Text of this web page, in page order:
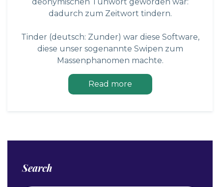
dadurch zum Zeitwort tindern.
Tinder (deutsch: Zunder) war diese Software,
diese unser sogenannte Swipen zum
Massenphanomen machte.
Read more
Search